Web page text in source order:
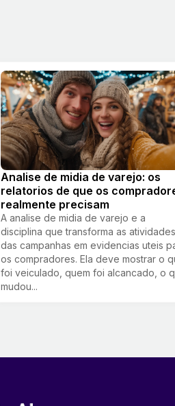
Analise de midia de varejo: os
relatorios de que os
realmente precisam
A analise de midia de varejo e a
disciplina que transforma as atividades
das campanhas em evidencias uteis
os compradores. Ela deve mostrar o
foi veiculado, quem foi alcancado, o
mudou...